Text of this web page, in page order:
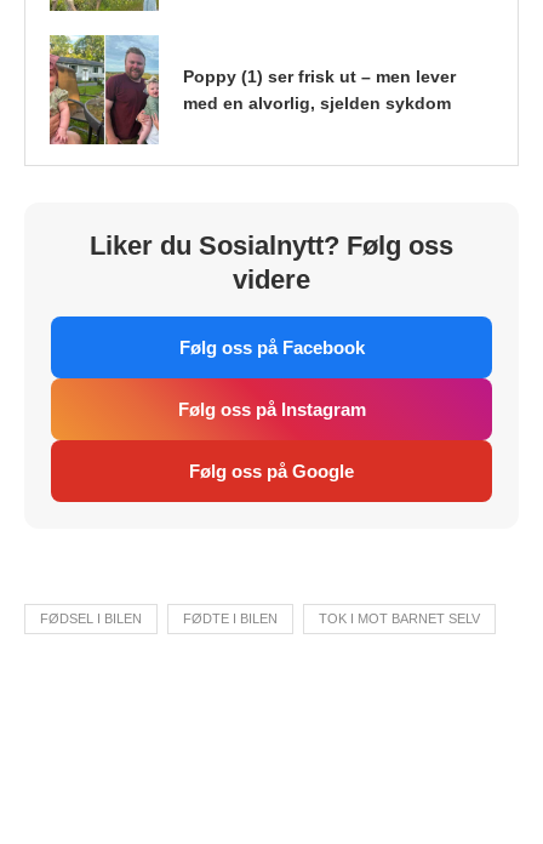
Poppy (1) ser frisk ut – men lever
med en alvorlig, sjelden sykdom
Liker du Sosialnytt? Følg oss
videre
Følg oss på Facebook
Følg oss på Instagram
Følg oss på Google
FØDSEL I BILEN FØDTE I BILEN TOK I MOT BARNET SELV